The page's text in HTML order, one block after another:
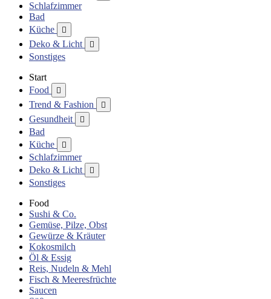
Schlafzimmer
Bad
Küche

Deko & Licht 
Sonstiges
Start
Food

Trend & Fashion 
Gesundheit 
Bad
Küche

Schlafzimmer
Deko & Licht

Sonstiges
Food
Sushi & Co.
Gemüse, Pilze, Obst
Gewürze & Kräuter
Kokosmilch
Öl & Essig
Reis, Nudeln & Mehl
Fisch & Meeresfrüchte
Saucen